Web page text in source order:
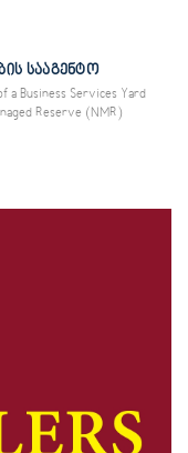
სააგენტო
a Business Services Yard
Reserve (NMR)